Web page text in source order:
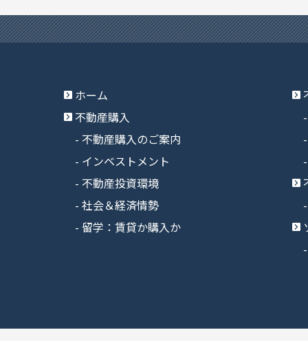
ホーム
不動産購入
不動産購入のご案内
インベストメント
不動産投資環境
社会＆経済情勢
留学：賃貸か購入か